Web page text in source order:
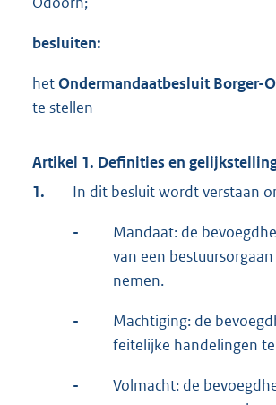
besluiten:
hetOndermandaatbesluitBorger-
te stellen
Artikel 1. Definities en
1.
In dit besluit wordt verstaan
-
Mandaat: de
van een
nemen.
-
Machtiging: de
feitelijke handelingen
-
Volmacht: de